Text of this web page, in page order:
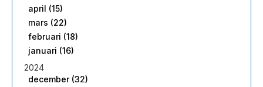
april (15)
mars (22)
februari (18)
januari (16)
2024
december (32)